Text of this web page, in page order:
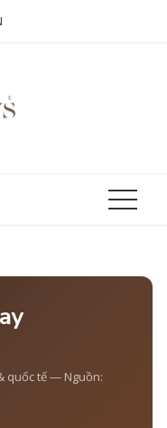
quốc tế — Nguồn: